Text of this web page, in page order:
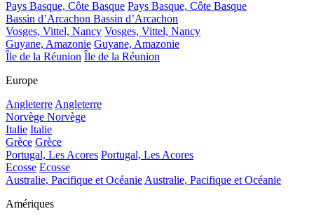
Pays Basque, Côte Basque Pays Basque, Côte Basque
Bassin d’Arcachon Bassin d’Arcachon
Vosges, Vittel, Nancy Vosges, Vittel, Nancy
Guyane, Amazonie Guyane, Amazonie
Île de la Réunion Île de la Réunion
Europe
Angleterre Angleterre
Norvège Norvège
Italie Italie
Grèce Grèce
Portugal, Les Acores Portugal, Les Acores
Ecosse Ecosse
Australie, Pacifique et Océanie Australie, Pacifique et Océanie
Amériques